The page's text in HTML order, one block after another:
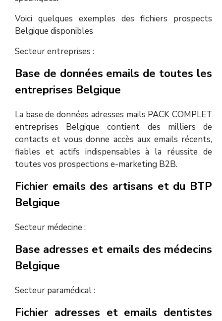
Voici quelques exemples des fichiers prospects
Belgique disponibles
Secteur entreprises :
Base de données emails de toutes les
entreprises Belgique
La base de données adresses mails PACK COMPLET
entreprises Belgique contient des milliers de
contacts et vous donne accès aux emails récents,
fiables et actifs indispensables à la réussite de
toutes vos prospections e-marketing B2B.
Fichier emails des artisans et du BTP
Belgique
Secteur médecine :
Base adresses et emails des médecins
Belgique
Secteur paramédical :
Fichier adresses et emails dentistes